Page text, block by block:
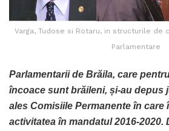
Varga, Tudose si Rotaru, in structurile de
Parlamentare
Parlamentarii de Brăila, care
încoace sunt brăileni, și-au depus
ales Comisiile Permanente în care
activitatea în mandatul 2016-2020.